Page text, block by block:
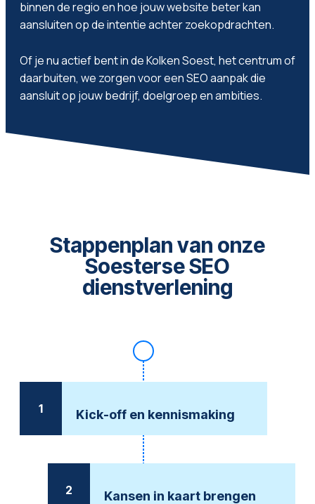
binnen de regio en hoe jouw website beter kan
aansluiten op de intentie achter zoekopdrachten.
Of je nu actief bent in de Kolken Soest, het centrum of
daarbuiten, we zorgen voor een SEO aanpak die
aansluit op jouw bedrijf, doelgroep en ambities.
Stappenplan van onze
Soesterse SEO
dienstverlening
1 Kick-off en kennismaking
2 Kansen in kaart brengen